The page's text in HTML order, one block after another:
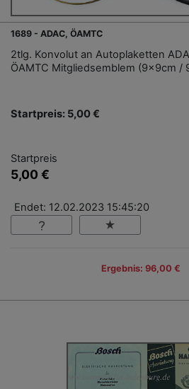
1689 - ADAC, ÖAMTC
2tlg. Konvolut an Autoplaketten
ÖAMTC Mitgliedsemblem (9x9cm /
Startpreis: 5,00 €
Startpreis
5,00 €
Endet: 12.02.2023 15:45:20
Ergebnis: 96,00 €